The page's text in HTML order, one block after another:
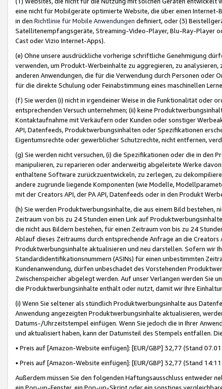
eine nicht für Mobilgeräte optimierte Website, die über einen
in den Richtlinie für Mobile Anwendungen definiert, oder (3)
Satellitenempfangsgeräte, Streaming-Video-Player, Blu-Ray-Player
Cast oder Vizio Internet-Apps).
(e) Ohne unsere ausdrückliche vorherige schriftliche Genehmigung
verwenden, um Produkt-Werbeinhalte zu aggregieren, zu
anderen Anwendungen, die für die Verwendung durch Personen
für die direkte Schulung oder Feinabstimmung eines maschinellen
(f) Sie werden (i) nicht in irgendeiner Weise in die Funktionalität oder
entsprechenden Versuch unternehmen; (ii) keine
Kontaktaufnahme mit Verkäufern oder Kunden oder sonstiger
API, Datenfeeds, Produktwerbungsinhalten oder Spezifikationen
Eigentumsrechte oder gewerblicher Schutzrechte, nicht entfernen,
(g) Sie werden nicht versuchen, (i) die Spezifikationen oder die in
manipulieren, zu reparieren oder anderweitig abgeleitete Werke
enthaltene Software zurückzuentwickeln, zu zerlegen, zu
andere zugrunde liegende Komponenten (wie Modelle,
mit der Creators API, der PA API, Datenfeeds oder in den Produkt
(h) Sie werden Produktwerbungsinhalte, die aus einem Bild bestehen,
Zeitraum von bis zu 24 Stunden einen Link auf
die nicht aus Bildern bestehen, für einen Zeitraum von bis zu 24
Ablauf dieses Zeitraums durch entsprechende Anfrage an die
Produktwerbungsinhalte aktualisieren und neu darstellen. Sofern wir
Standardidentifikationsnummern (ASINs) für einen unbestimmten
Kundenanwendung, dürfen unbeschadet des Vorstehenden
Zwischenspeicher abgelegt werden. Auf unser Verlangen werden Sie
die Produktwerbungsinhalte enthält oder nutzt, damit wir Ihre
(i) Wenn Sie seltener als stündlich Produktwerbungsinhalte aus
Anwendung angezeigten Produktwerbungsinhalte aktualisieren,
Datums-/Uhrzeitstempel einfügen. Wenn Sie jedoch die in Ihrer
und aktualisiert haben, kann der Datumsteil des Stempels entfallen.
• Preis auf [Amazon-Website einfügen]: [EUR/GBP] 32,77 (Stand
• Preis auf [Amazon-Website einfügen]: [EUR/GBP] 32,77 (Stand
Außerdem müssen Sie den folgenden Haftungsausschluss entweder
ein Pop-up-Fenster, ein Pop-up-Skript oder ein sonstiges